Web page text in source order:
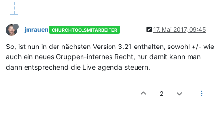
jmrauen CHURCHTOOLSMITARBEITER 17. Mai 2017, 09:45
So, ist nun in der nächsten Version 3.21 enthalten, sowohl +/- wie
auch ein neues Gruppen-internes Recht, nur damit kann man
dann entsprechend die Live agenda steuern.
2